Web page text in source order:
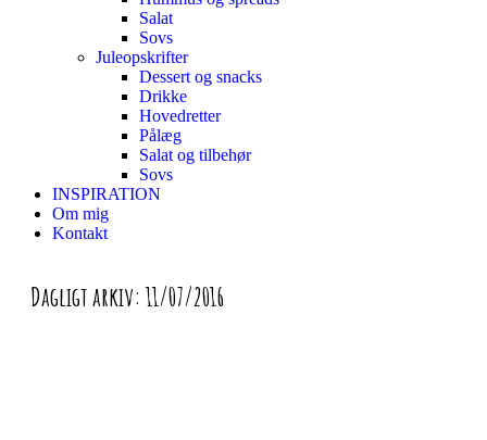
Salat
Sovs
Juleopskrifter
Dessert og snacks
Drikke
Hovedretter
Pålæg
Salat og tilbehør
Sovs
INSPIRATION
Om mig
Kontakt
Dagligt arkiv:11/07/2016